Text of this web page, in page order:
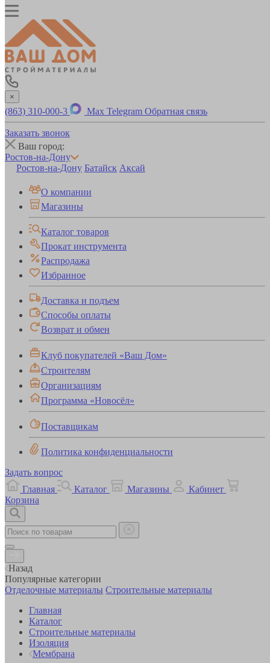
×
(863) 310-000-3 Max Telegram Обратная связь
Заказать звонок
Ваш город:
Ростов-на-Дону
Ростов-на-Дону Батайск Аксай
О компании
Магазины
Каталог товаров
Прокат инструмента
Распродажа
Избранное
Доставка и подъем
Способы оплаты
Возврат и обмен
Клуб покупателей «Ваш Дом»
Строителям
Организациям
Программа «Новосёл»
Поставщикам
Политика конфиденциальности
Задать вопрос
Главная
Каталог Магазины
Кабинет
Корзина
Назад
Популярные категории
Отделочные материалы Строительные материалы
Главная
Каталог
Строительные материалы
Изоляция
Мембрана